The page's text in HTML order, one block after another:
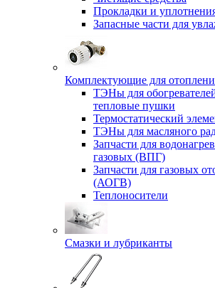
Прокладки и
Запасные части для
Комплектующие для
ТЭНы для
тепловые пушки
Термостатический
ТЭНы для масляного
Запчасти для
газовых (ВПГ)
Запчасти для газовых
(АОГВ)
Теплоносители
Смазки и лубриканты